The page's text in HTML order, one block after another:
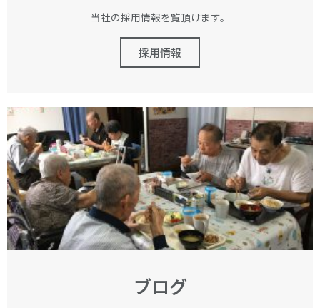
当社の採用情報を覧頂けます。
採用情報
ブログ